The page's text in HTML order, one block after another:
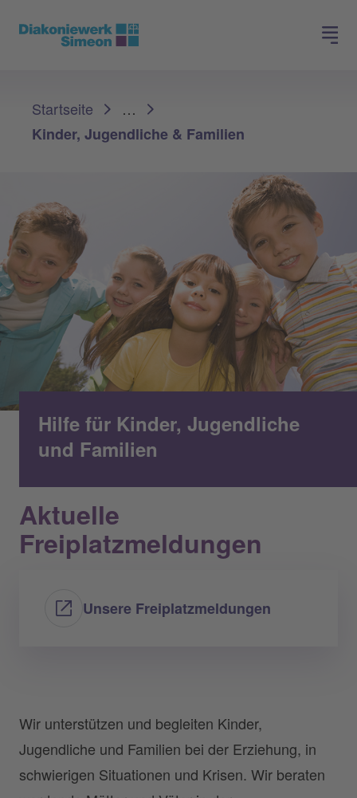
Spenden
Startseite
…
Kinder, Jugendliche & Familien
Hilfe für Kinder, Jugendliche
und Familien
Aktuelle
Freiplatzmeldungen
Unsere Freiplatzmeldungen
Wir unterstützen und begleiten Kinder,
Jugendliche und Familien bei der Erziehung, in
schwierigen Situationen und Krisen. Wir beraten